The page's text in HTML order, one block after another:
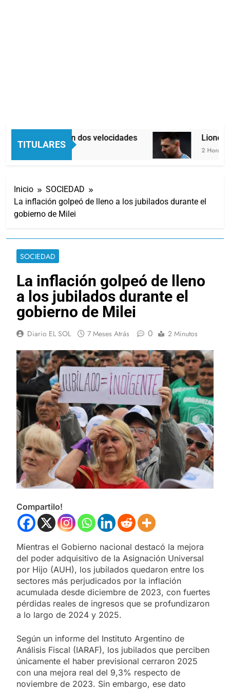
TITULARES
Economía en dos velocidades
2 Horas Atrás
Lionel
2 Horas
Inicio
SOCIEDAD
La inflación golpeó de lleno a los jubilados durante el
gobierno de Milei
SOCIEDAD
La inflación golpeó de lleno
a los jubilados durante el
gobierno de Milei
Diario EL SOL 7 Meses Atrás 0 2 Minutos
Compartilo!
Mientras el Gobierno nacional destacó la mejora
del poder adquisitivo de la Asignación Universal
por Hijo (AUH), los jubilados quedaron entre los
sectores más perjudicados por la inflación
acumulada desde diciembre de 2023, con fuertes
pérdidas reales de ingresos que se profundizaron
a lo largo de 2024 y 2025.
Según un informe del Instituto Argentino de
Análisis Fiscal (IARAF), los jubilados que perciben
únicamente el haber previsional cerraron 2025
con una mejora real del 9,3% respecto de
noviembre de 2023. Sin embargo, ese dato